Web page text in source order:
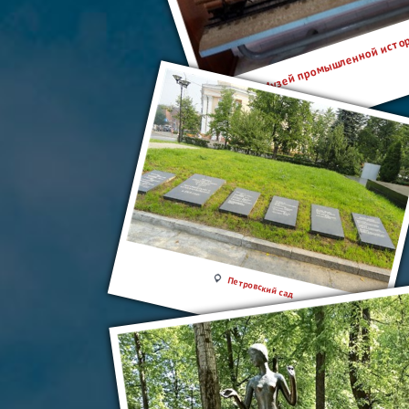
Музей промышленной
Петровский сад